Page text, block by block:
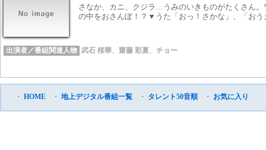
さなか、カニ、クジラ…うみのいきものがたくさん
の中をおさんぽ！？▼うた「おっ！さかな」、「お
出演者／番組関連人物 武石 桜華、 齋藤 彩夏 、 チョー
・ HOME ・ 地上デジタル番組一覧 ・ タレント50音順 ・ お気に入り